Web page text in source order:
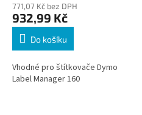
771,07 Kč bez DPH
932,99 Kč
Do košíku
Vhodné pro štítkovače Dymo
Label Manager 160